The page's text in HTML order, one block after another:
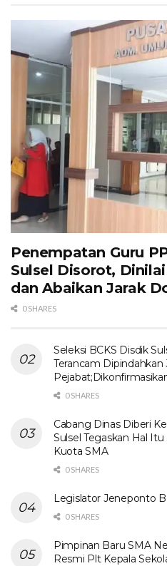
Penempatan Guru
Sulsel Disorot,
dan Abaikan Jarak
0 SHARES
Seleksi BCKS Disdik
Terancam Dipindahkan
0 SHARES
Cabang Dinas Diberi
Sulsel Tegaskan Hal
Kuota SMA
0 SHARES
Legislator Jeneponto
0 SHARES
Pimpinan Baru SMA
Resmi Plt Kepala